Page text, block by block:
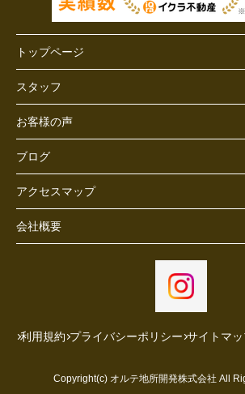
トップページ
スタッフ
お客様の声
ブログ
アクセスマップ
会社概要
利用規約 プライバシーポリシー サイトマ
Copyright(c) オルテ地所開発株式会社 All